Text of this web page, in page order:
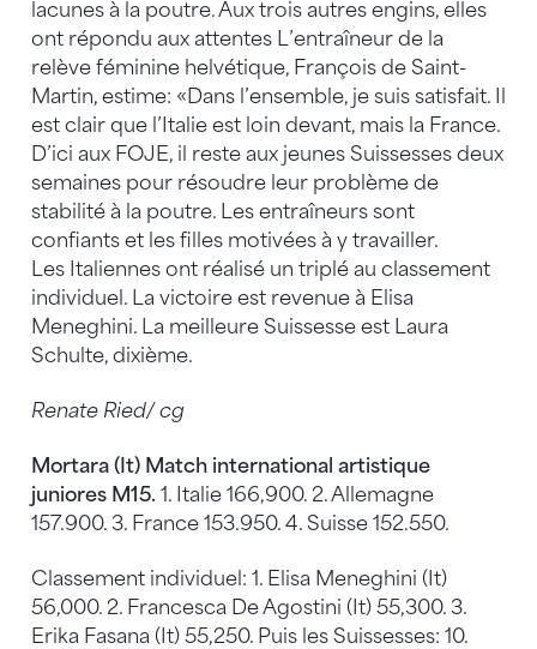
lacunes à la poutre. Aux trois autres engins, elles
ont répondu aux attentes L’entraîneur de la
relève féminine helvétique, François de Saint-
Martin, estime: «Dans l’ensemble, je suis satisfait. Il
est clair que l’Italie est loin devant, mais la France.
D’ici aux FOJE, il reste aux jeunes Suissesses deux
semaines pour résoudre leur problème de
stabilité à la poutre. Les entraîneurs sont
confiants et les filles motivées à y travailler.
Les Italiennes ont réalisé un triplé au classement
individuel. La victoire est revenue à Elisa
Meneghini. La meilleure Suissesse est Laura
Schulte, dixième.
Renate Ried/ cg
Mortara (It) Match international artistique
juniores M15. 1. Italie 166,900. 2. Allemagne
157.900. 3. France 153.950. 4. Suisse 152.550.
Classement individuel: 1. Elisa Meneghini (It)
56,000. 2. Francesca De Agostini (It) 55,300. 3.
Erika Fasana (It) 55,250. Puis les Suissesses: 10.